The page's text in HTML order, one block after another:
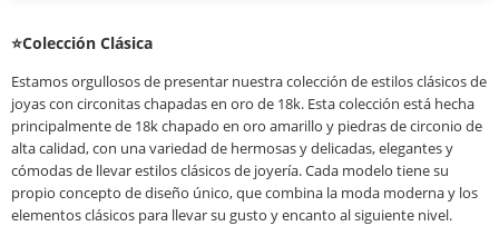
⭐Colección Clásica
Estamos orgullosos de presentar nuestra colección de estilos clásicos de
joyas con circonitas chapadas en oro de 18k. Esta colección está hecha
principalmente de 18k chapado en oro amarillo y piedras de circonio de
alta calidad, con una variedad de hermosas y delicadas, elegantes y
cómodas de llevar estilos clásicos de joyería. Cada modelo tiene su
propio concepto de diseño único, que combina la moda moderna y los
elementos clásicos para llevar su gusto y encanto al siguiente nivel.